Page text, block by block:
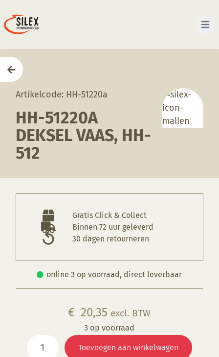
Open
Artikelcode: HH-51220a
HH-51220A
DEKSEL VAAS, HH-
512
Gratis Click & Collect
Binnen 72 uur geleverd
30 dagen retourneren
online 3 op voorraad, direct leverbaar
€ 20,35 excl. BTW
3 op voorraad
51220a
Toevoegen aan winkelwagen